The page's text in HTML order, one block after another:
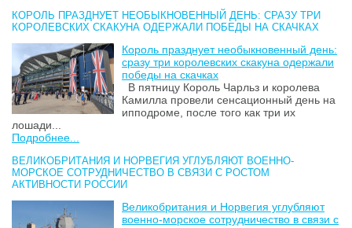
КОРОЛЬ ПРАЗДНУЕТ НЕОБЫКНОВЕННЫЙ ДЕНЬ: СРАЗУ ТРИ
КОРОЛЕВСКИХ СКАКУНА ОДЕРЖАЛИ ПОБЕДЫ НА СКАЧКАХ
Король празднует необыкновенный день:
сразу три королевских скакуна одержали
победы на скачках
В пятницу Король Чарльз и королева
Камилла провели сенсационный день на
ипподроме, после того как три их
лошади...
Подробнее...
ВЕЛИКОБРИТАНИЯ И НОРВЕГИЯ УГЛУБЛЯЮТ ВОЕННО-
МОРСКОЕ СОТРУДНИЧЕСТВО В СВЯЗИ С РОСТОМ
АКТИВНОСТИ РОССИИ
Великобритания и Норвегия углубляют
военно-морское сотрудничество в связи с